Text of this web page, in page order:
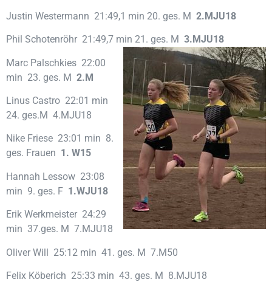
Justin Westermann 21:49,1 min 20. ges. M 2.MJU18
Phil Schotenröhr 21:49,7 min 21. ges. M 3.MJU18
Marc Palschkies 22:00
min 23. ges. M 2.M
Linus Castro 22:01 min
24. ges.M 4.MJU18
Nike Friese 23:01 min 8.
ges. Frauen 1. W15
Hannah Lessow 23:08
min 9. ges. F 1.WJU18
Erik Werkmeister 24:29
min 37.ges. M 7.MJU18
Oliver Will 25:12 min 41. ges. M 7.M50
Felix Köberich 25:33 min 43. ges. M 8.MJU18